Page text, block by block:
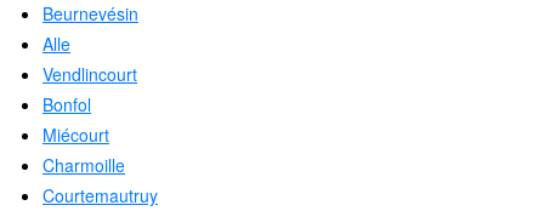
Beurnevésin
Alle
Vendlincourt
Bonfol
Miécourt
Charmoille
Courtemautruy